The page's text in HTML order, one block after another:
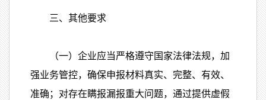
三、其他要求
（一）企业应当严格遵守国家法律法规，加
强业务管控，确保申报材料真实、完整、有效、
准确；对存在瞒报漏报重大问题，通过提供虚假